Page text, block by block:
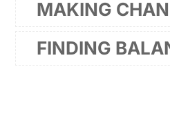
MAKING
FINDING